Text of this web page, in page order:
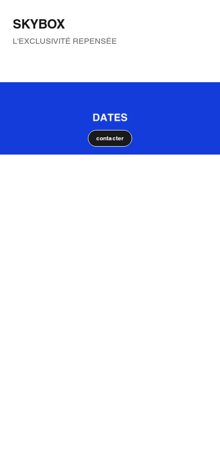
contacter
SKYBOX
L'EXCLUSIVITÉ REPENSÉE